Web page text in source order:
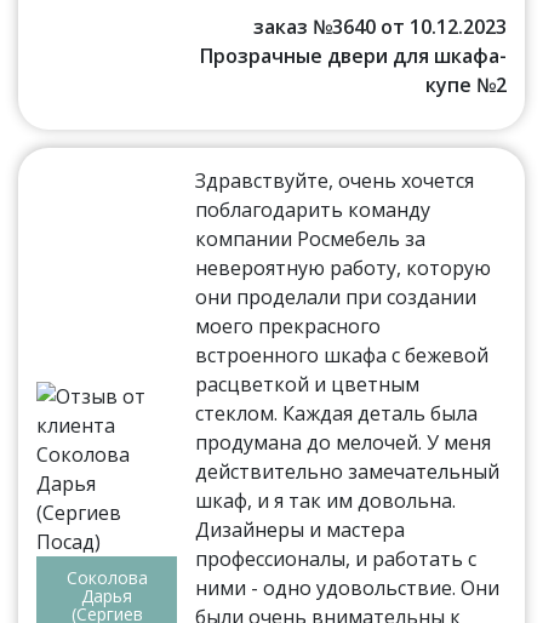
заказ №3640 от 10.12.2023
Прозрачные двери для шкафа-
купе №2
Соколова
Дарья
(Сергиев
Здравствуйте, очень хочется
поблагодарить команду
компании Росмебель за
невероятную работу, которую
они проделали при создании
моего прекрасного
встроенного шкафа с бежевой
расцветкой и цветным
стеклом. Каждая деталь была
продумана до мелочей. У меня
действительно замечательный
шкаф, и я так им довольна.
Дизайнеры и мастера
профессионалы, и работать с
ними - одно удовольствие. Они
были очень внимательны к